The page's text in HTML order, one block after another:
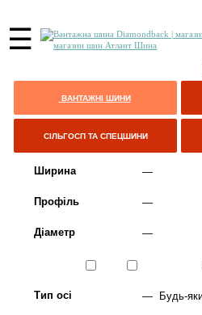
☰
ВАНТАЖНІ ШИНИ
СІЛЬГОСП ТА СПЕЦШИНИ
Ширина
Профіль
Діаметр
Тип осі